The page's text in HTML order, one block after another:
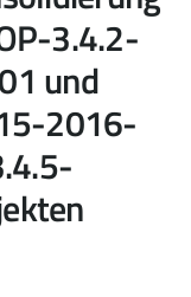
3.4.2-
und
2016-